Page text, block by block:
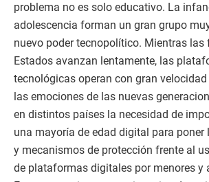
problema no es solo educativo. La
adolescencia forman un gran grupo
nuevo poder tecnopolítico. Mientras
Estados avanzan lentamente, las
tecnológicas operan con gran
las emociones de las nuevas
en distintos países la necesidad de
una mayoría de edad digital para poner
y mecanismos de protección frente al
de plataformas digitales por menores y